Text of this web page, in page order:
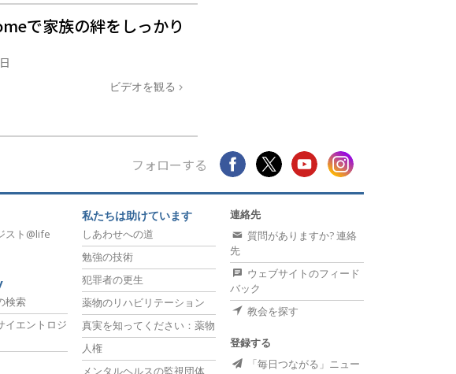
ントロジー･ボランティア･ミニ
感情のトーン・スケール
エシックスとコンディション
抑圧の原因
調査
組織化の基礎
広報活動の基礎
ターゲットとゴール
勉強の技術
コミュニケーション
で家族の絆をしっかり
ビデオを観る
フォローする
スト@life
検索
イエントロジ
私たちは助けています
しあわせへの道
勉強の技術
犯罪者の更生
薬物のリハビリテーション
真実を知ってください：薬物
人権
メンタルヘルスの監視団体
連絡先
質問がありますか? 連絡
先
ウェブサイトのフィード
バック
教会を探す
登録する
「毎日つながる」ニュー